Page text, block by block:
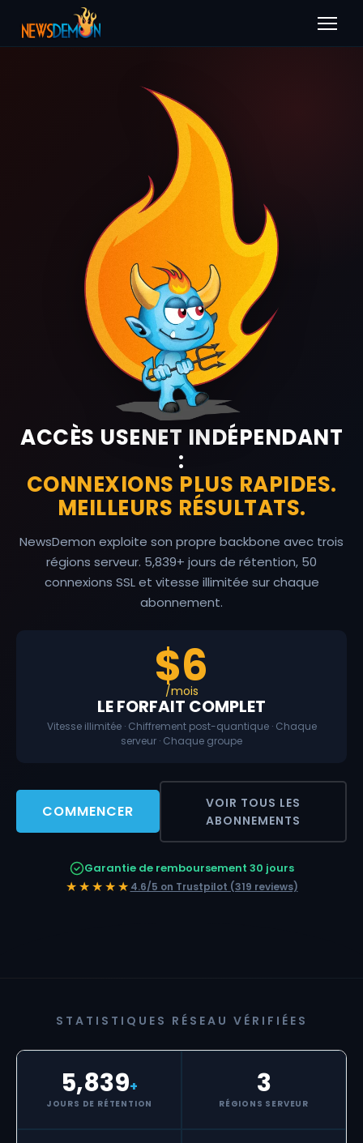
ACCÈS USENET INDÉPENDANT
:
CONNEXIONS PLUS RAPIDES.
MEILLEURS RÉSULTATS.
NewsDemon exploite son propre backbone avec trois
régions serveur. 5,839+ jours de rétention, 50
connexions SSL et vitesse illimitée sur chaque
abonnement.
$6
/mois
LE FORFAIT COMPLET
Vitesse illimitée · Chiffrement post-quantique · Chaque
serveur · Chaque groupe
COMMENCER
VOIR TOUS LES
ABONNEMENTS
Garantie de remboursement 30 jours
★★★★★ 4.6/5 on Trustpilot (319 reviews)
STATISTIQUES RÉSEAU VÉRIFIÉES
5,839+
JOURS DE RÉTENTION
3
RÉGIONS SERVEUR